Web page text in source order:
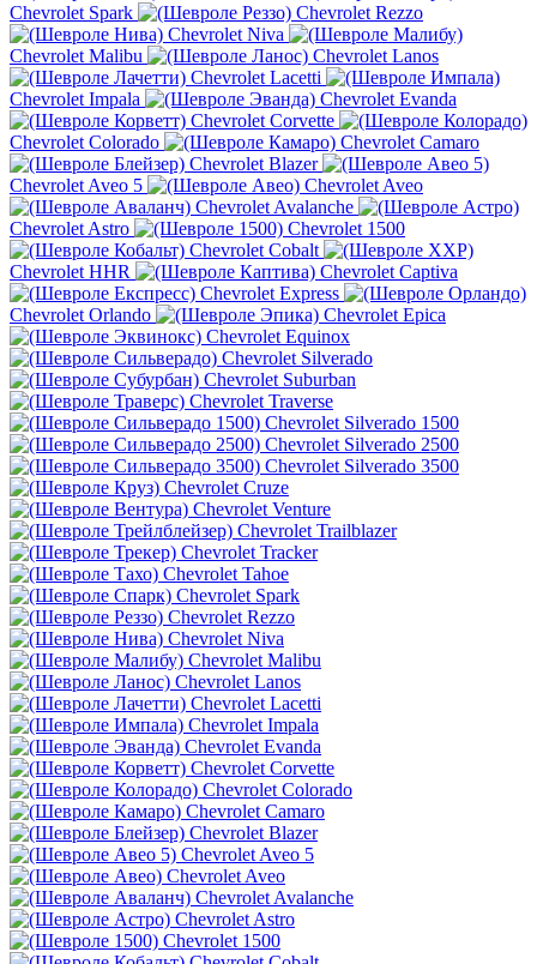
Chevrolet Spark
Chevrolet Rezzo
Chevrolet Niva
Chevrolet Malibu
Chevrolet Lanos
Chevrolet Lacetti
Chevrolet Impala
Chevrolet Evanda
Chevrolet Corvette
Chevrolet Colorado
Chevrolet Camaro
Chevrolet Blazer
Chevrolet Aveo 5
Chevrolet Aveo
Chevrolet Avalanche
Chevrolet Astro
Chevrolet 1500
Chevrolet Cobalt
Chevrolet HHR
Chevrolet Captiva
Chevrolet Express
Chevrolet Orlando
Chevrolet Epica
Chevrolet Equinox
Chevrolet Silverado
Chevrolet Suburban
Chevrolet Traverse
Chevrolet Silverado 1500
Chevrolet Silverado 2500
Chevrolet Silverado 3500
Chevrolet Cruze
Chevrolet Venture
Chevrolet Trailblazer
Chevrolet Tracker
Chevrolet Tahoe
Chevrolet Spark
Chevrolet Rezzo
Chevrolet Niva
Chevrolet Malibu
Chevrolet Lanos
Chevrolet Lacetti
Chevrolet Impala
Chevrolet Evanda
Chevrolet Corvette
Chevrolet Colorado
Chevrolet Camaro
Chevrolet Blazer
Chevrolet Aveo 5
Chevrolet Aveo
Chevrolet Avalanche
Chevrolet Astro
Chevrolet 1500